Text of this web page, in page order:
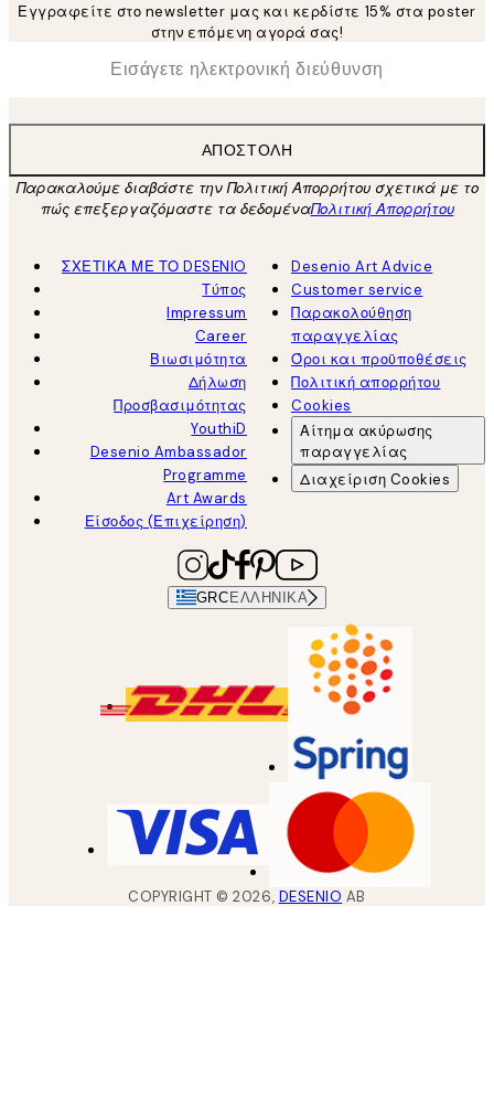
Εγγραφείτε στο newsletter μας και κερδίστε 15% στα poster
στην επόμενη αγορά σας!
Ηλεκτρονική Διεύθυνση
ΑΠΟΣΤΟΛΉ
Παρακαλούμε διαβάστε την Πολιτική Απορρήτου σχετικά με το
πώς επεξεργαζόμαστε τα δεδομέναΠολιτική Απορρήτου
ΣΧΕΤΙΚΑ ΜΕ ΤΟ DESENIO
Τύπος
Impressum
Career
Βιωσιμότητα
Δήλωση
Προσβασιμότητας
YouthiD
Desenio Ambassador
Programme
Art Awards
Είσοδος (Επιχείρηση)
Desenio Art Advice
Customer service
Παρακολούθηση
παραγγελίας
Όροι και προϋποθέσεις
Πολιτική απορρήτου
Cookies
Αίτημα ακύρωσης
παραγγελίας
Διαχείριση Cookies
GRC ΕΛΛΗΝΙΚΆ
COPYRIGHT ©2026, DESENIO AB